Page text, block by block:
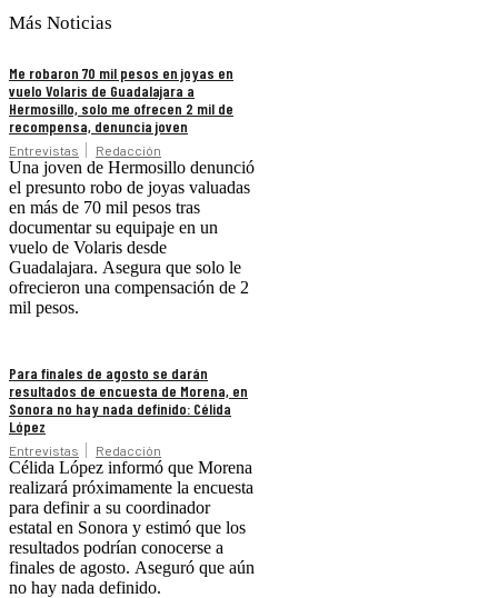
Más Noticias
Me robaron 70 mil pesos en joyas en
vuelo Volaris de Guadalajara a
Hermosillo, solo me ofrecen 2 mil de
recompensa, denuncia joven
Entrevistas Redacción
Una joven de Hermosillo denunció
el presunto robo de joyas valuadas
en más de 70 mil pesos tras
documentar su equipaje en un
vuelo de Volaris desde
Guadalajara. Asegura que solo le
ofrecieron una compensación de 2
mil pesos.
Para finales de agosto se darán
resultados de encuesta de Morena, en
Sonora no hay nada definido: Célida
López
Entrevistas Redacción
Célida López informó que Morena
realizará próximamente la encuesta
para definir a su coordinador
estatal en Sonora y estimó que los
resultados podrían conocerse a
finales de agosto. Aseguró que aún
no hay nada definido.